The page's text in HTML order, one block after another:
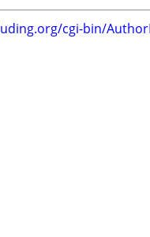
cgi-bin/